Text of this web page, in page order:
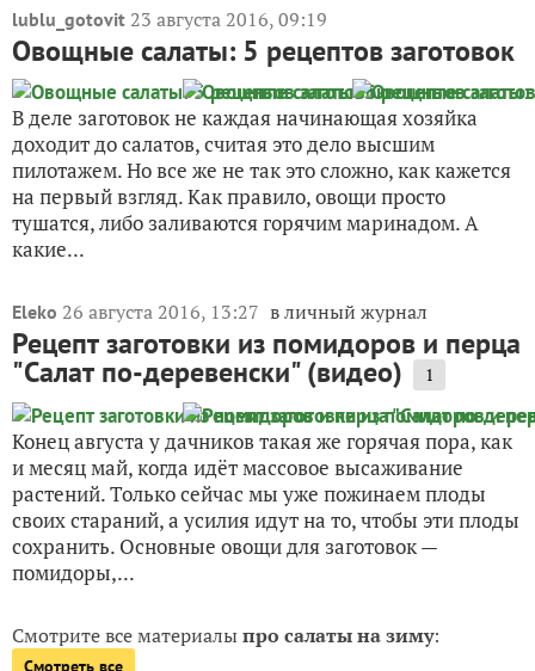
lublu_gotovit 23 августа 2016, 09:19
Овощные салаты: 5 рецептов заготовок
В деле заготовок не каждая начинающая хозяйка
доходит до салатов, считая это дело высшим
пилотажем. Но все же не так это сложно, как кажется
на первый взгляд. Как правило, овощи просто
тушатся, либо заливаются горячим маринадом. А
какие...
Eleko 26 августа 2016, 13:27 в личный журнал
Рецепт заготовки из помидоров и перца
"Салат по-деревенски" (видео) 1
Конец августа у дачников такая же горячая пора, как
и месяц май, когда идёт массовое высаживание
растений. Только сейчас мы уже пожинаем плоды
своих стараний, а усилия идут на то, чтобы эти плоды
сохранить. Основные овощи для заготовок —
помидоры,...
Смотрите все материалыпро салаты на зиму:
Смотреть все